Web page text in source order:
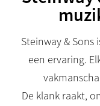
Steinway &
een ervaring.
De klank raakt,